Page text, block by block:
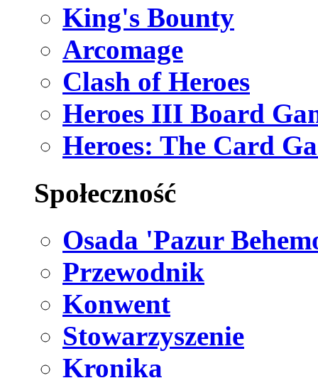
King's Bounty
Arcomage
Clash of Heroes
Heroes III Board
Heroes: The Card
Społeczność
Osada 'Pazur
Przewodnik
Konwent
Stowarzyszenie
Kronika